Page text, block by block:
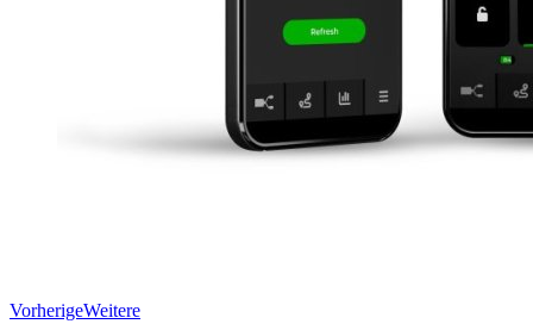
VorherigeWeitere